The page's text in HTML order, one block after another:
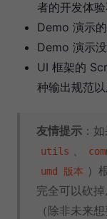
者的开发体
Demo 演示
Demo 演示
UI 框架的
种输出规范以
友情提示 ：
utils 、
umd 版本 ）
完全可以砍
（除非未来